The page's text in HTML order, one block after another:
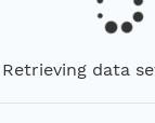
Retrieving data